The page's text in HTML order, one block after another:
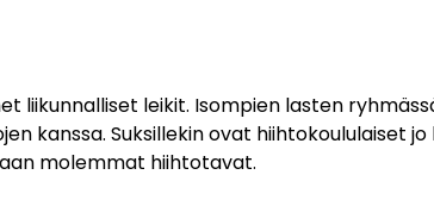
liikunnalliset leikit. Isompien lasten
kanssa. Suksillekin ovat hiihtokoululaiset
molemmat hiihtotavat.